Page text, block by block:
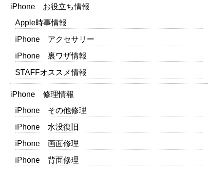
iPhone お役立ち情報
Apple時事情報
iPhone アクセサリー
iPhone 裏ワザ情報
STAFFオススメ情報
iPhone 修理情報
iPhone その他修理
iPhone 水没復旧
iPhone 画面修理
iPhone 背面修理